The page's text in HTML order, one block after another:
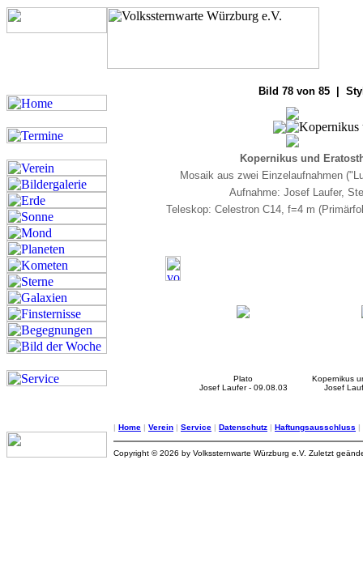
Bild 78 von 85 |
Kopernikus und
Mosaik aus zwei Einzelaufnahmen
Aufnahme: Josef Laufer,
Teleskop: Celestron C14, f=4 m
Plato
Josef Laufer - 09.08.03
Kopernikus
Josef
| Home | Verein | Service | Datenschutz | Haftungsausschluss |
Copyright © 2026 by Volkssternwarte Würzburg e.V. Zuletzt